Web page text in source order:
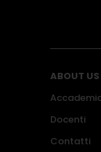
ABOUT US
Docenti
Contatti